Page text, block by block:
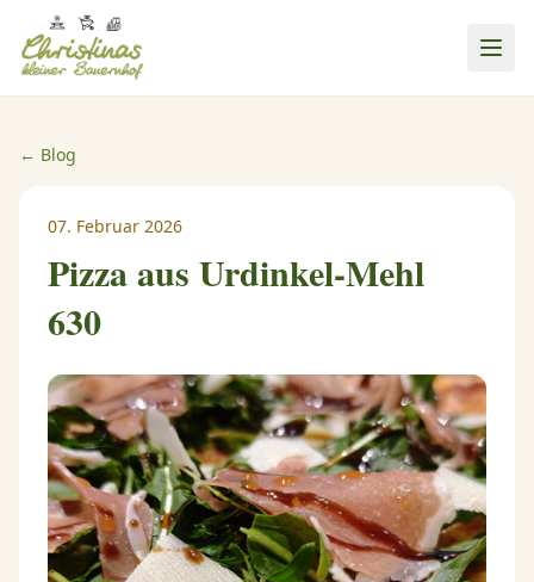
← Blog
07. Februar 2026
Pizza aus Urdinkel-Mehl
630